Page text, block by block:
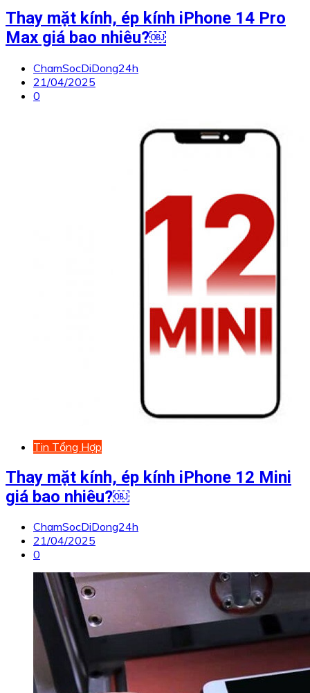
Thay mặt kính, ép kính iPhone 14 Pro
Max giá bao nhiêu?￼
ChamSocDiDong24h
21/04/2025
0
Tin Tổng Hợp
Thay mặt kính, ép kính iPhone 12 Mini
giá bao nhiêu?￼
ChamSocDiDong24h
21/04/2025
0